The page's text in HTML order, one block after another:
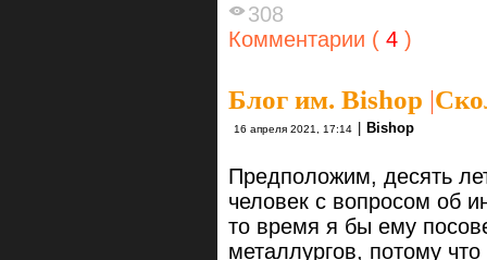
308
Комментарии ( 4 )
Блог им. Bishop |
16 апреля 2021, 17:14 Bishop
Предположим, десять
человек с вопросом об
то время я бы ему
металлургов, потому